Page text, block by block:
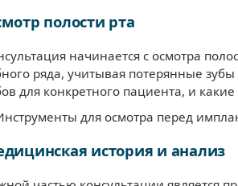
полости рта
начинается с осмотра
ряда, учитывая потерянные
для конкретного пациента, и
история и анализ